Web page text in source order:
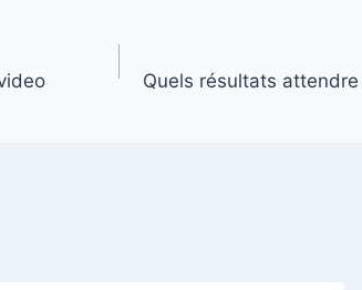
Quels résultats